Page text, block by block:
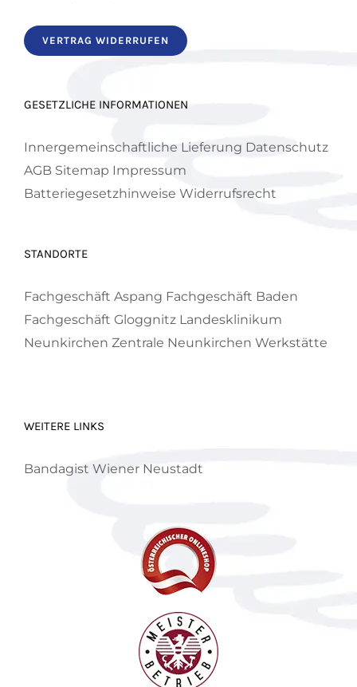
VERTRAG WIDERRUFEN
GESETZLICHE INFORMATIONEN
Innergemeinschaftliche Lieferung Datenschutz
AGB Sitemap Impressum
Batteriegesetzhinweise Widerrufsrecht
STANDORTE
Fachgeschäft Aspang Fachgeschäft Baden
Fachgeschäft Gloggnitz Landesklinikum
Neunkirchen Zentrale Neunkirchen Werkstätte
WEITERE LINKS
Bandagist Wiener Neustadt